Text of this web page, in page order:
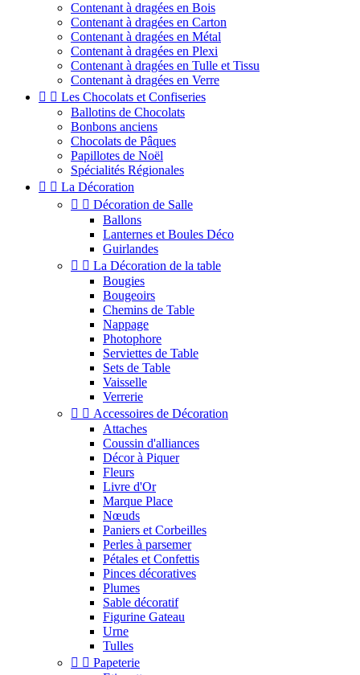
Contenant à dragées en Bois
Contenant à dragées en Carton
Contenant à dragées en Métal
Contenant à dragées en Plexi
Contenant à dragées en Tulle et Tissu
Contenant à dragées en Verre
  Les Chocolats et Confiseries
Ballotins de Chocolats
Bonbons anciens
Chocolats de Pâques
Papillotes de Noël
Spécialités Régionales
  La Décoration
  Décoration de Salle
Ballons
Lanternes et Boules Déco
Guirlandes
  La Décoration de la table
Bougies
Bougeoirs
Chemins de Table
Nappage
Photophore
Serviettes de Table
Sets de Table
Vaisselle
Verrerie
  Accessoires de Décoration
Attaches
Coussin d'alliances
Décor à Piquer
Fleurs
Livre d'Or
Marque Place
Nœuds
Paniers et Corbeilles
Perles à parsemer
Pétales et Confettis
Pinces décoratives
Plumes
Sable décoratif
Figurine Gateau
Urne
Tulles
  Papeterie